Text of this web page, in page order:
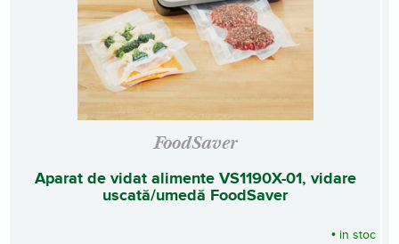
FoodSaver
Aparat de vidat alimente VS1190X-01, vidare
uscată/umedă FoodSaver
• in stoc